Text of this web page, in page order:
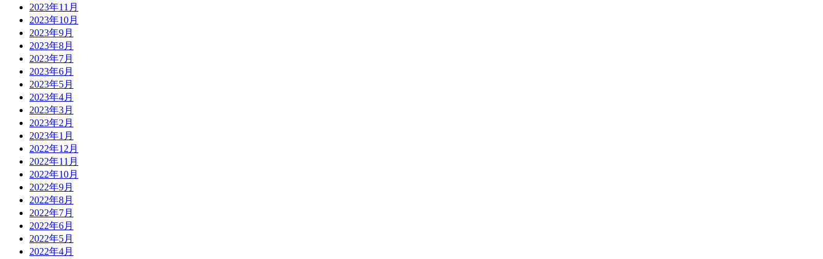
2023年11月
2023年10月
2023年9月
2023年8月
2023年7月
2023年6月
2023年5月
2023年4月
2023年3月
2023年2月
2023年1月
2022年12月
2022年11月
2022年10月
2022年9月
2022年8月
2022年7月
2022年6月
2022年5月
2022年4月